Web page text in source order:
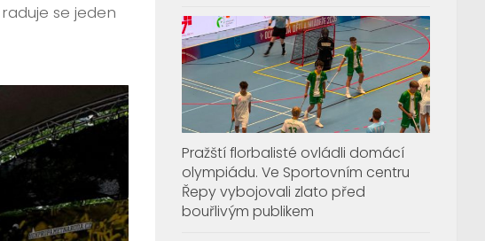
raduje se jeden
Pražští florbalisté ovládli domácí
olympiádu. Ve Sportovním centru
Řepy vybojovali zlato před
bouřlivým publikem